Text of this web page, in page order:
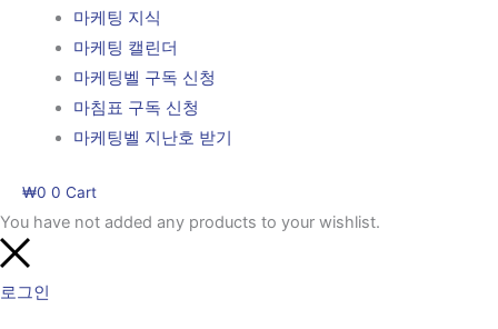
마케팅 지식
마케팅 캘린더
마케팅벨 구독 신청
마침표 구독 신청
마케팅벨 지난호 받기
₩0 0 Cart
You have not added any products to your wishlist.
로그인